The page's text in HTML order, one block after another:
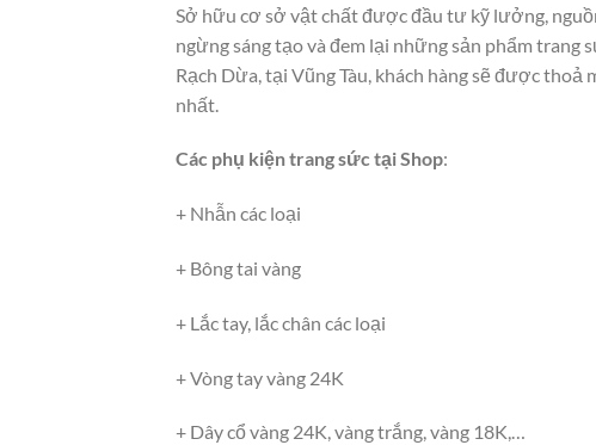
Sở hữu cơ sở vật chất được đầu tư kỹ lưởng,
ngừng sáng tạo và đem lại những sản phẩm trang
Rạch Dừa, tại Vũng Tàu, khách hàng sẽ được
nhất.
Các phụ kiện trang sức tại Shop:
+ Nhẫn các loại
+ Bông tai vàng
+ Lắc tay, lắc chân các loại
+ Vòng tay vàng 24K
+ Dây cổ vàng 24K, vàng trắng, vàng 18K,…